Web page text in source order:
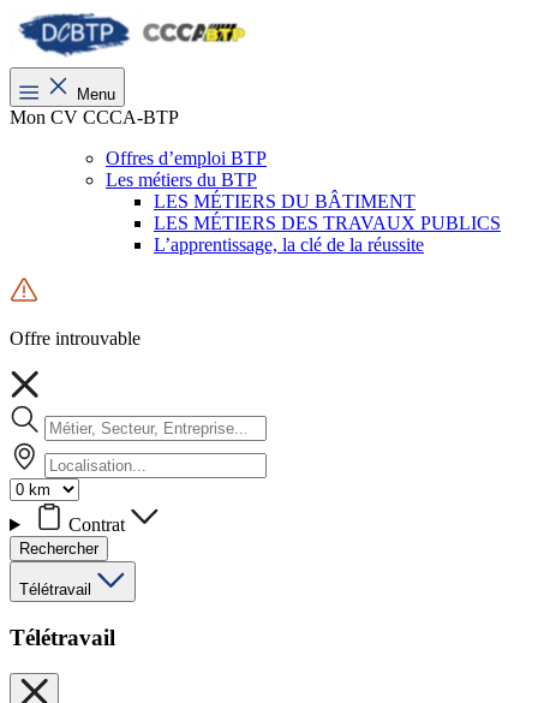
Menu
Mon CV CCCA-BTP
Offres d’emploi BTP
Les métiers du BTP
LES MÉTIERS DU BÂTIMENT
LES MÉTIERS DES TRAVAUX PUBLICS
L’apprentissage, la clé de la réussite
Offre introuvable
Contrat
Rechercher
Télétravail
Télétravail